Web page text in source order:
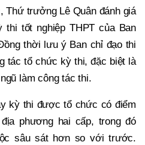
Thứ trưởng Lê Quân đánh giá
thi tốt nghiệp THPT của Ban
thời lưu ý Ban chỉ đạo thi
tác tổ chức kỳ thi, đặc biệt là
làm công tác thi.
kỳ thi được tổ chức có điểm
phương hai cấp, trong đó
sâu sát hơn so với trước.